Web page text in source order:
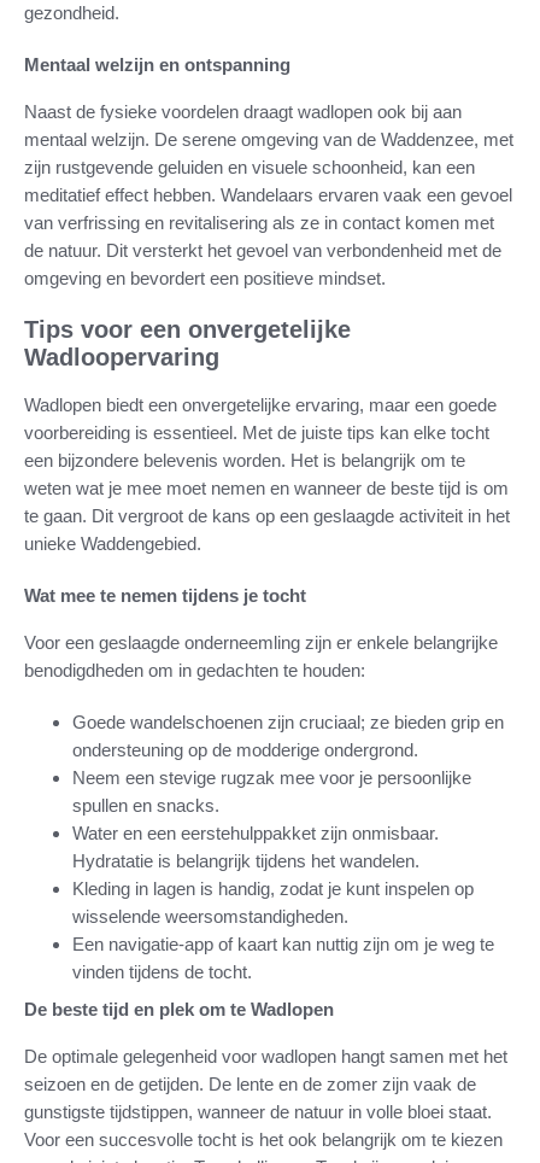
gezondheid.
Mentaal welzijn en ontspanning
Naast de fysieke voordelen draagt wadlopen ook bij aan
mentaal welzijn. De serene omgeving van de Waddenzee, met
zijn rustgevende geluiden en visuele schoonheid, kan een
meditatief effect hebben. Wandelaars ervaren vaak een gevoel
van verfrissing en revitalisering als ze in contact komen met
de natuur. Dit versterkt het gevoel van verbondenheid met de
omgeving en bevordert een positieve mindset.
Tips voor een onvergetelijke
Wadloopervaring
Wadlopen biedt een onvergetelijke ervaring, maar een goede
voorbereiding is essentieel. Met de juiste tips kan elke tocht
een bijzondere belevenis worden. Het is belangrijk om te
weten wat je mee moet nemen en wanneer de beste tijd is om
te gaan. Dit vergroot de kans op een geslaagde activiteit in het
unieke Waddengebied.
Wat mee te nemen tijdens je tocht
Voor een geslaagde onderneemling zijn er enkele belangrijke
benodigdheden om in gedachten te houden:
Goede wandelschoenen zijn cruciaal; ze bieden grip en
ondersteuning op de modderige ondergrond.
Neem een stevige rugzak mee voor je persoonlijke
spullen en snacks.
Water en een eerstehulppakket zijn onmisbaar.
Hydratatie is belangrijk tijdens het wandelen.
Kleding in lagen is handig, zodat je kunt inspelen op
wisselende weersomstandigheden.
Een navigatie-app of kaart kan nuttig zijn om je weg te
vinden tijdens de tocht.
De beste tijd en plek om te Wadlopen
De optimale gelegenheid voor wadlopen hangt samen met het
seizoen en de getijden. De lente en de zomer zijn vaak de
gunstigste tijdstippen, wanneer de natuur in volle bloei staat.
Voor een succesvolle tocht is het ook belangrijk om te kiezen